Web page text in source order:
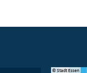
© Stadt Essen